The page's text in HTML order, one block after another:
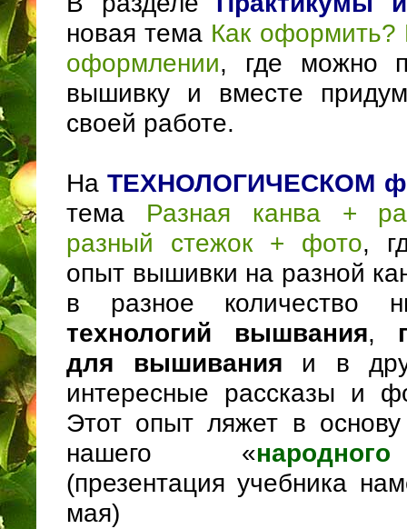
новая тема Как оформить?
оформлении, где можно
вышивку и вместе
своей работе.
НаТЕХНОЛОГИЧЕСКОМ
тема Разная канва +
разный стежок + фото,
опыт вышивки на разной
в разное количество
технологий вышвания,
для вышивания и в
интересные рассказы и
Этот опыт ляжет в
нашего «
(презентация учебника
мая)